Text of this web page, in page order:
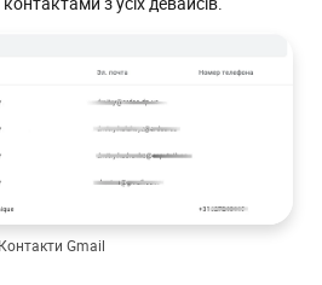
Контакти Gmail